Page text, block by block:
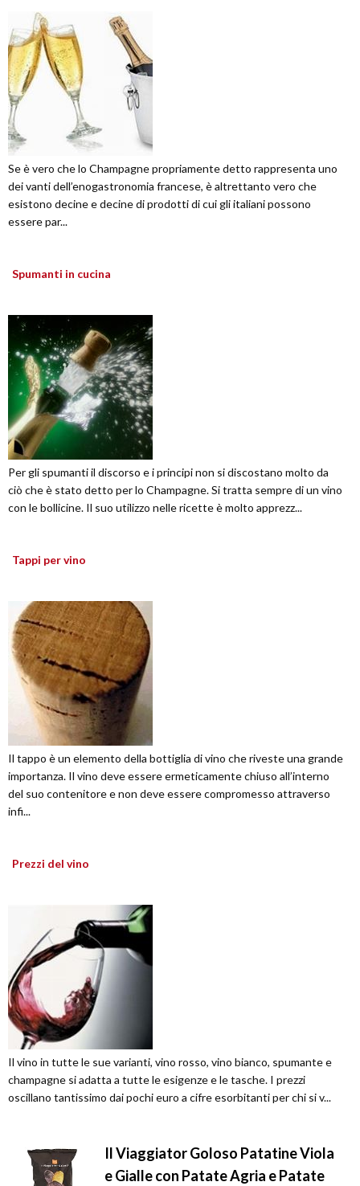
Se è vero che lo Champagne propriamente detto rappresenta uno
dei vanti dell’enogastronomia francese, è altrettanto vero che
esistono decine e decine di prodotti di cui gli italiani possono
essere par...
Spumanti in cucina
Per gli spumanti il discorso e i principi non si discostano molto da
ciò che è stato detto per lo Champagne. Si tratta sempre di un vino
con le bollicine. Il suo utilizzo nelle ricette è molto apprezz...
Tappi per vino
Il tappo è un elemento della bottiglia di vino che riveste una grande
importanza. Il vino deve essere ermeticamente chiuso all’interno
del suo contenitore e non deve essere compromesso attraverso
infi...
Prezzi del vino
Il vino in tutte le sue varianti, vino rosso, vino bianco, spumante e
champagne si adatta a tutte le esigenze e le tasche. I prezzi
oscillano tantissimo dai pochi euro a cifre esorbitanti per chi si v...
Il Viaggiator Goloso Patatine Viola
e Gialle con Patate Agria e Patate